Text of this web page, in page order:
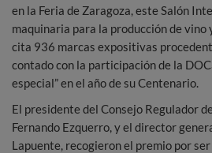
en la Feria de Zaragoza, este Salón
maquinaria para la producción de vino
cita 936 marcas expositivas
contado con la participación de la
especial” en el año de su Centenario.
El presidente del Consejo Regulador
Fernando Ezquerro, y el director
Lapuente, recogieron el premio por